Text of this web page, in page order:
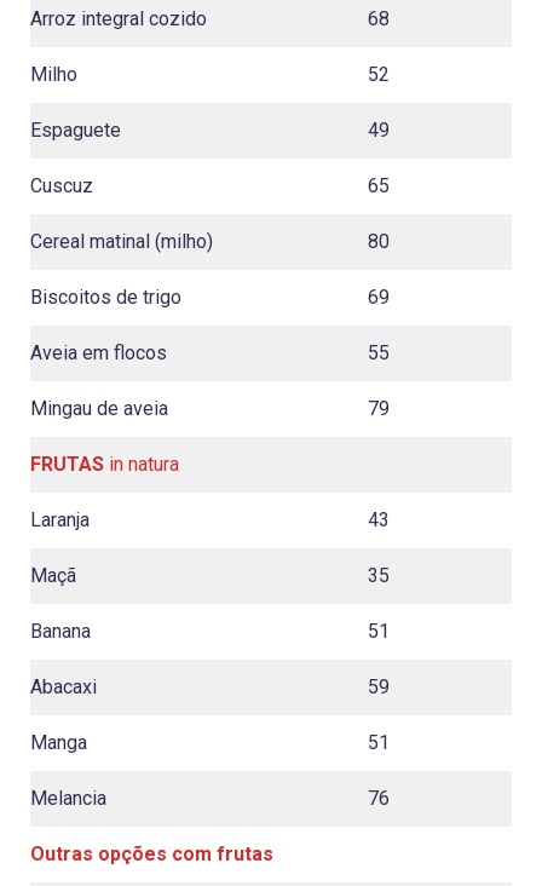
Arroz integral cozido 68
Milho 52
Espaguete 49
Cuscuz 65
Cereal matinal (milho) 80
Biscoitos de trigo 69
Aveia em flocos 55
Mingau de aveia 79
FRUTAS in natura
Laranja 43
Maçã 35
Banana 51
Abacaxi 59
Manga 51
Melancia 76
Outras opções com frutas